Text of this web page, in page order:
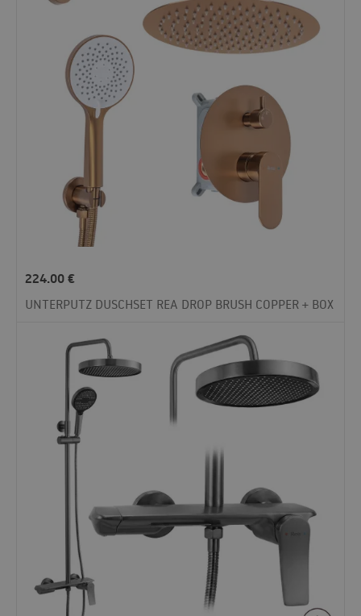
224.00€
UNTERPUTZ DUSCHSET REA DROP BRUSH COPPER + BOX